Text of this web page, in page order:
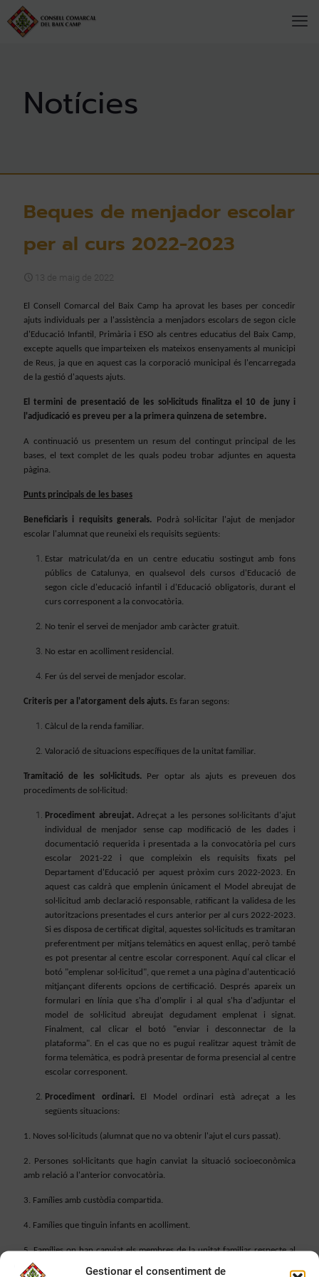
Gestionar el consentiment de
Beques de menjador escolar
per al curs 2022-2023
13 de maig de 2022
El Consell Comarcal del Baix Camp ha aprovat les bases per concedir
ajuts individuals per a l'assistència a menjadors escolars de segon cicle
d'Educació Infantil, Primària i ESO als centres educatius del Baix Camp,
excepte aquells que imparteixen els mateixos ensenyaments al municipi
de Reus, ja que en aquest cas la corporació municipal és l'encarregada
de la gestió d'aquests ajuts.
El termini de presentació de les sol·licituds finalitza el 10 de juny i
l'adjudicació es preveu per a la primera quinzena de setembre.
A continuació us presentem un resum del contingut principal de les
bases, el text complet de les quals podeu trobar adjuntes en aquesta
pàgina.
Punts principals de les bases
Beneficiaris i requisits generals. Podrà sol·licitar l'ajut de menjador
escolar l'alumnat que reuneixi els requisits següents:
Estar matriculat/da en un centre educatiu sostingut amb fons
públics de Catalunya, en qualsevol dels cursos d'Educació de
segon cicle d'educació infantil i d'Educació obligatoris, durant el
curs corresponent a la convocatòria.
No tenir el servei de menjador amb caràcter gratuït.
No estar en acolliment residencial.
Fer ús del servei de menjador escolar.
Criteris per a l'atorgament dels ajuts. Es faran segons:
Càlcul de la renda familiar.
Valoració de situacions específiques de la unitat familiar.
Tramitació de les sol·licituds.Per optar als ajuts es preveuen dos
procediments de sol·licitud:
Procediment abreujat.Adreçat a les persones sol·licitants d'ajut
individual de menjador sense cap modificació de les dades i
documentació requerida i presentada a la convocatòria pel curs
escolar 2021-22 i que compleixin els requisits fixats pel
Departament d'Educació per aquest pròxim curs 2022-2023. En
aquest cas caldrà que emplenin únicament el Model abreujat de
sol·licitud amb declaració responsable, ratificant la validesa de les
autoritzacions presentades el curs anterior per al curs 2022-2023.
Si es disposa de certificat digital, aquestes sol·licituds es tramitaran
preferentment per mitjans telemàtics en aquest enllaç, però també
es pot presentar al centre escolar corresponent. Aquí cal clicar el
botó "emplenar sol·licitud", que remet a una pàgina d'autenticació
mitjançant diferents opcions de certificació. Després apareix un
formulari en línia que s'ha d'omplir i al qual s'ha d'adjuntar el
model de sol·licitud abreujat degudament emplenat i signat.
Finalment, cal clicar el botó "enviar i desconnectar de la
plataforma". En el cas que no es pugui realitzar aquest tràmit de
forma telemàtica, es podrà presentar de forma presencial al centre
escolar corresponent.
Procediment ordinari.El Model ordinari està adreçat a les
següents situacions:
1. Noves sol·licituds (alumnat que no va obtenir l'ajut el curs passat).
2. Persones sol·licitants que hagin canviat la situació socioeconòmica
amb relació a l'anterior convocatòria.
3. Famílies amb custòdia compartida.
4. Famílies que tinguin infants en acolliment.
5. Famílies on han canviat els membres de la unitat familiar respecte al
curs passat (nou/va fill/a, separació, defunció, emancipació...).